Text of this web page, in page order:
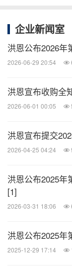
其经营业绩，
费用的影响。洪
指标为投资者选
息。
没有定义，也没
国通用会计准则
公司经营过程
该等费用未反映
不同于包括同业
用会计准则财务
企业新闻室
洪恩公布2026年
2026-06-29 20:54
洪恩宣布收购全
2026-06-01 00:05
洪恩宣布提交
2026-04-25 04:24
洪恩公布2025年
[1]
2026-03-31 18:06
洪恩公布2025年
2025-12-29 17:14